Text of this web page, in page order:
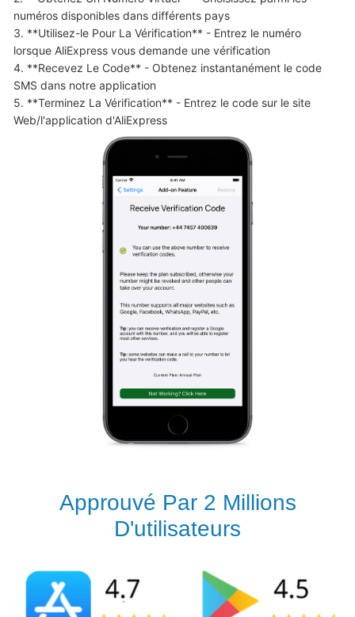
numéros disponibles dans différents pays
3. **Utilisez-le Pour La Vérification** - Entrez le numéro
lorsque AliExpress vous demande une vérification
4. **Recevez Le Code** - Obtenez instantanément le code
SMS dans notre application
5. **Terminez La Vérification** - Entrez le code sur le site
Web/l'application d'AliExpress
Approuvé Par 2 Millions
D'utilisateurs